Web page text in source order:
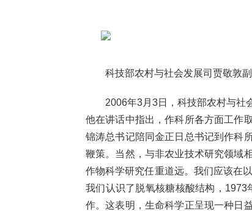
科技部农村与社会发展司贾敬敦副
2006年3月3日，科技部农村与社会
他在讲话中指出，作科所各方面工作
锦涛总书记陪同金正日总书记到作科
鞭策。当然，与非农业技术研究领域
作物科学研究任重道远。我们应该在
我们认识了脱氧核糖核酸结构，
作。这表明，生命科学正呈现一种日